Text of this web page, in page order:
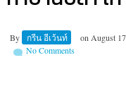
By กรีน อีเว้นท์ on August
No Comments